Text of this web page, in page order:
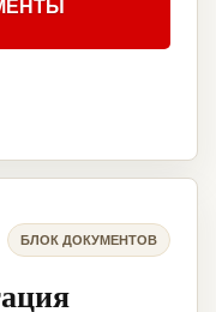
БЛОК ДОКУМЕНТОВ